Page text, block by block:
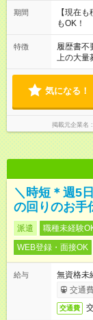
定労働
期間
【現在
もOK！
特徴 履歴書不
上の大量
気になる！
掲載元企業名
＼時短＊週5
の回りのお手
派遣 職種未経験
WEB登録・面接OK
給与
無資格
交通
交通費